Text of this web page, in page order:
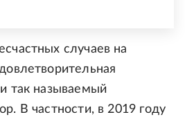
случаев на
так называемый
В частности, в 2019 году